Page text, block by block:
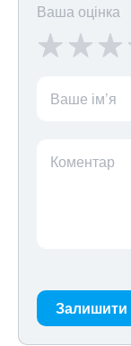
Ваша оцінка
Ваше ім’я
Коментар
Залишити